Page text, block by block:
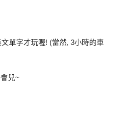
單字才玩喔! (當然, 3小時的車
兒~